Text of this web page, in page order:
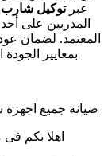
عبرتوكيل شارب
المدربين على
المعتمد. لضمان
بمعايير الجودة
صيانة جميع اجهزة
اهلا بكم